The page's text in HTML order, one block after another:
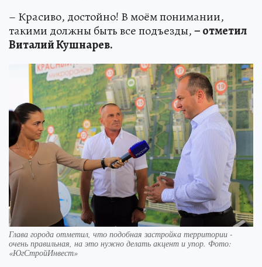
– Красиво, достойно! В моём понимании,
такими должны быть все подъезды,– отметил
Виталий Кушнарев.
Глава города отметил, что подобная застройка территории -
очень правильная, на это нужно делать акцент и упор. Фото:
«ЮгСтройИнвест»